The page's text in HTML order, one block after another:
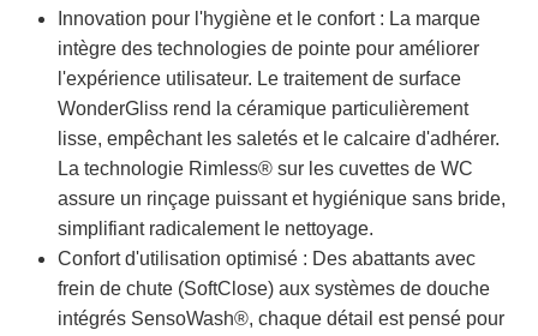
Innovation pour l'hygiène et le confort : La marque
intègre des technologies de pointe pour améliorer
l'expérience utilisateur. Le traitement de surface
WonderGliss rend la céramique particulièrement
lisse, empêchant les saletés et le calcaire d'adhérer.
La technologie Rimless® sur les cuvettes de WC
assure un rinçage puissant et hygiénique sans bride,
simplifiant radicalement le nettoyage.
Confort d'utilisation optimisé : Des abattants avec
frein de chute (SoftClose) aux systèmes de douche
intégrés SensoWash®, chaque détail est pensé pour